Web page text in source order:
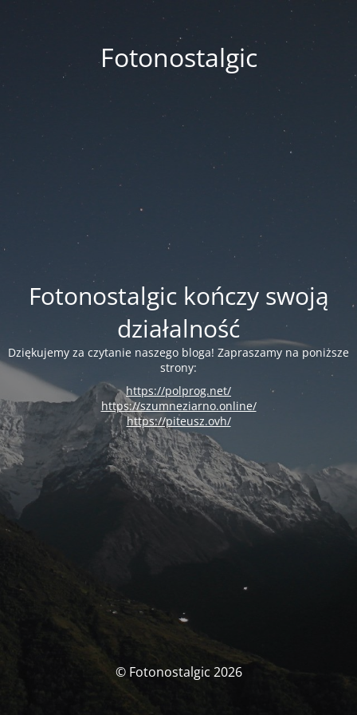
Fotonostalgic
Fotonostalgic kończy swoją
działalność
Dziękujemy za czytanie naszego bloga! Zapraszamy na poniższe
strony:
https://polprog.net/
https://szumneziarno.online/
https://piteusz.ovh/
© Fotonostalgic 2026